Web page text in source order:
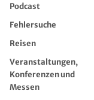
Podcast
Fehlersuche
Reisen
Veranstaltungen,
Konferenzen und
Messen